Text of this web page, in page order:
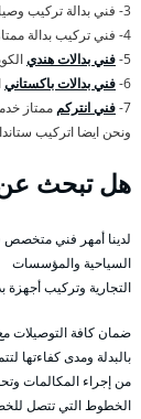
3- فني بدالة تركيب وصيانة بدالات .
4- فني تركيب بدالة ممتاز العبدلي
5- فني بدالات هندي
6- فني بدالات باكستاني
7- فني انتركم ممتاز خدمة 24 ساعة
ونحن ايضا اتركيب
هل تبحث عن
لدينا أمهر فني متخصص
السياحية والمؤسسات
التجارية وتركيب أجهزة
ضمان كافة التوصيلات
بالبدلة ومدى كفاءتها
من إجراء المكالمات
الخطوط التي تتصل